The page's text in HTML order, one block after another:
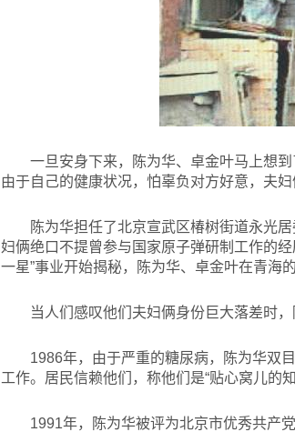
一旦安身下来，陈为华、卓金叶马上想
由于自己的健康状况，怕辜负对方好意，夫
陈为华担任了北京宣武区椿树街道永光
妇俩绝口不提曾参与国家原子弹研制工作的
一星”事业开始揭秘，陈为华、卓金叶在青海
当人们感叹他们夫妇俩身份巨大落差时
1986年，由于严重的糖尿病，陈为华双
工作。居民信赖他们，称他们是“贴心窝儿的知
1991年，陈为华被评为北京市优秀共产党